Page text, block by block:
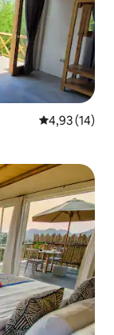
4,93 av 5 i
4,93 (14)